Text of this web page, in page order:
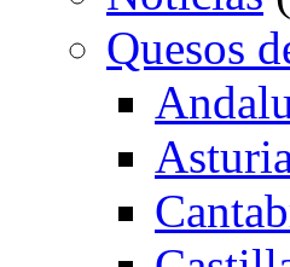
Quesos